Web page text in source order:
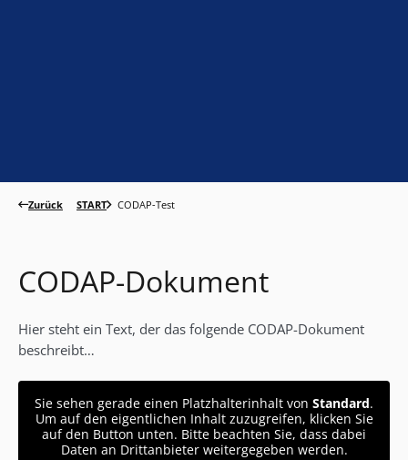
Zurück START CODAP-Test
CODAP-Dokument
Hier steht ein Text, der das folgende CODAP-Dokument
beschreibt…
Sie sehen gerade einen Platzhalterinhalt von Standard.
Um auf den eigentlichen Inhalt zuzugreifen, klicken Sie
auf den Button unten. Bitte beachten Sie, dass dabei
Daten an Drittanbieter weitergegeben werden.